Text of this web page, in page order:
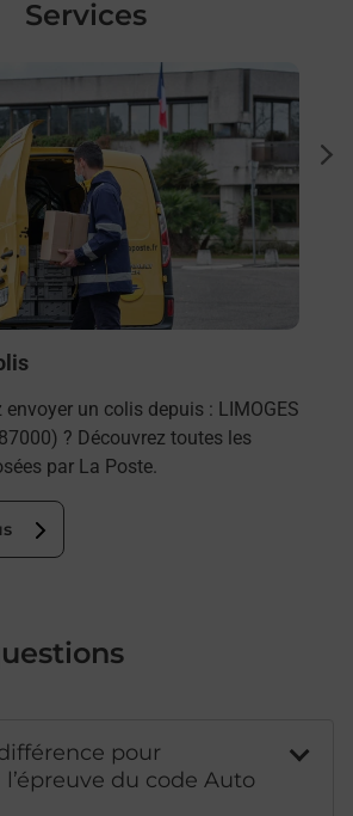
Services
un colis depuis : LIMOGES
? Découvrez toutes les
par La Poste.
pour
l’épreuve du code Auto